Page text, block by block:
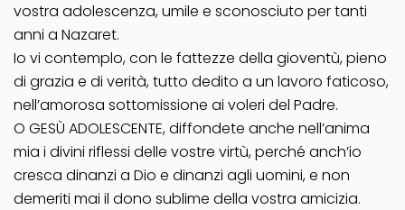
vostra adolescenza, umile e sconosciuto per tanti
anni a Nazaret.
Io vi contemplo, con le fattezze della gioventù, pieno
di grazia e di verità, tutto dedito a un lavoro faticoso,
nell’amorosa sottomissione ai voleri del Padre.
O GESÙ ADOLESCENTE, diffondete anche nell’anima
mia i divini riflessi delle vostre virtù, perché anch’io
cresca dinanzi a Dio e dinanzi agli uomini, e non
demeriti mai il dono sublime della vostra amicizia.